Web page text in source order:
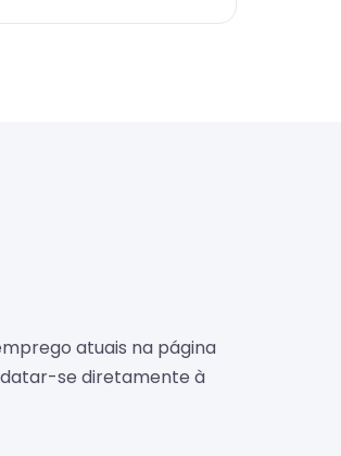
atuais na página
se diretamente à